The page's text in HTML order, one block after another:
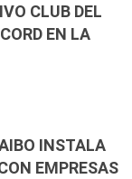
CLUB DEL
EN LA
INSTALA
EMPRESAS